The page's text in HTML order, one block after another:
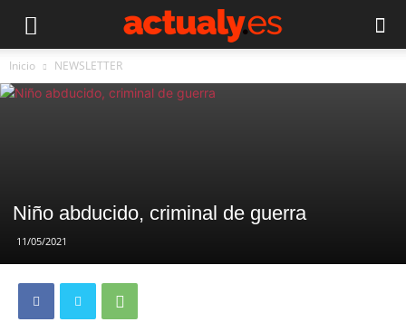
Inicio NEWSLETTER
Niño abducido, criminal de guerra
11/05/2021